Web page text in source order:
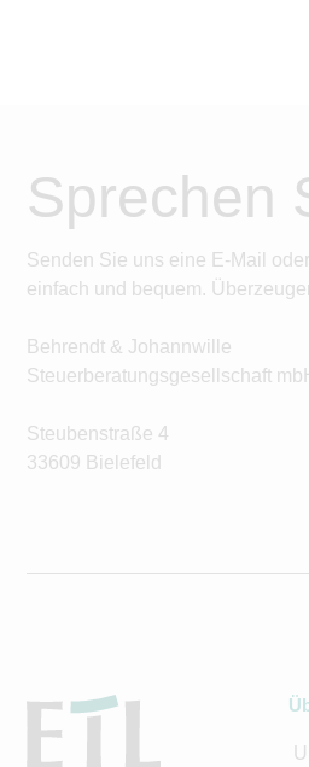
Sprechen
Senden Sie uns eine E-Mail
einfach und bequem.
Behrendt & Johannwille
Steuerberatungsgesellschaft
Steubenstraße 4
33609 Bielefeld